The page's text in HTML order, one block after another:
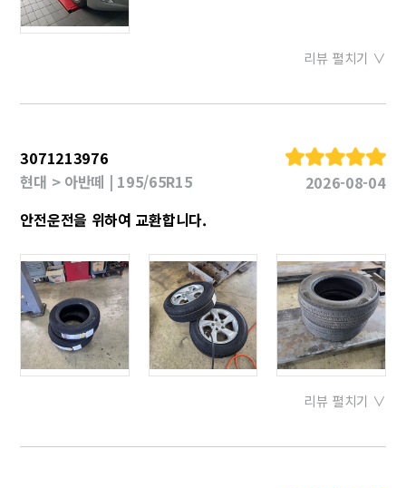
리뷰 펼치기 ∨
3071213976
현대 > 아반떼 | 195/65R15
2026-08-04
안전운전을 위하여 교환합니다.
리뷰 펼치기 ∨